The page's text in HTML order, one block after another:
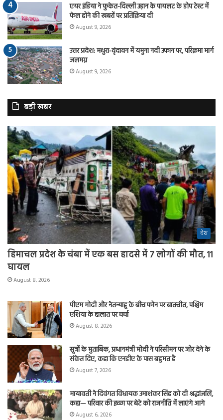
एयर इंडिया ने फुकेत-दिल्ली उड़ान के पायलट के डोप टेस्ट में
फेल होने की खबरों पर प्रतिक्रिया दी
August 9, 2026
उत्तर प्रदेश: मथुरा-वृंदावन में यमुना नदी उफान पर, परिक्रमा मार्ग
जलमग्न
August 9, 2026
बड़ी खबर
देश
हिमाचल प्रदेश के चंबा में एक बस हादसे में 7 लोगों की मौत, 11
घायल
August 8, 2026
पीएम मोदी और नेतन्याहू के बीच फोन पर बातचीत, पश्चिम
एशिया के हालात पर चर्चा
August 8, 2026
सूत्रों के मुताबिक, प्रधानमंत्री मोदी ने परिसीमन पर जोर देने के
संकेत दिए, कहा कि एनडीए के पास बहुमत है
August 7, 2026
मायावती ने दिवंगत विधायक उमाशंकर सिंह को दी श्रद्धांजलि,
कहा— परिवार की इच्छा पर बेटे को राजनीति में लाएंगे आगे
August 6, 2026